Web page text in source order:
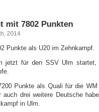
mit 7802 Punkten
2014
Punkte als U20 im Zehnkampf.
jetzt für den SSV Ulm startet,
Punkte als Quali für die
auch drei weitere Deutsche
in Ulm.